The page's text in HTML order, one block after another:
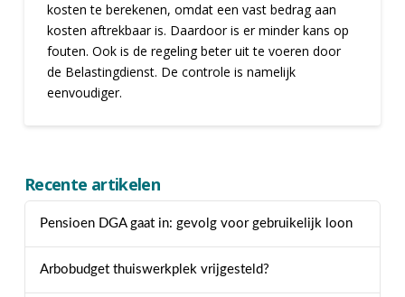
kosten te berekenen, omdat een vast bedrag aan
kosten aftrekbaar is. Daardoor is er minder kans op
fouten. Ook is de regeling beter uit te voeren door
de Belastingdienst. De controle is namelijk
eenvoudiger.
Recente artikelen
Pensioen DGA gaat in: gevolg voor gebruikelijk loon
Arbobudget thuiswerkplek vrijgesteld?